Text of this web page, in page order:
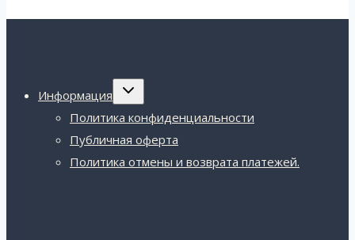
Информация
Переключить
Политика конфиденциальности
Публичная оферта
Политика отмены и возврата платежей.